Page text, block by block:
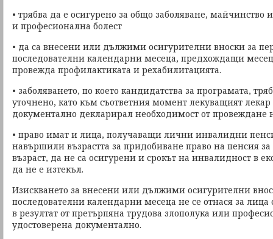
• трябва да е осигурено за общо заболяване, майчинство
и професионална болест
• да са внесени или дължими осигурителни вноски за
последователни календарни месеца, предхождащи
провежда профилактиката и рехабилитацията.
• заболяването, по което кандидатства за програмата,
уточнено, като към съответния момент лекуващият
документално декларирал необходимост от провеждане
• право имат и лица, получаващи лични инвалидни
навършили възрастта за придобиване право на пенсия
възраст, да не са осигурени и срокът на инвалидност в
да не е изтекъл.
Изискването за внесени или дължими осигурителни
последователни календарни месеца не се отнася за
в резултат от претърпяна трудова злополука или
удостоверена документално.